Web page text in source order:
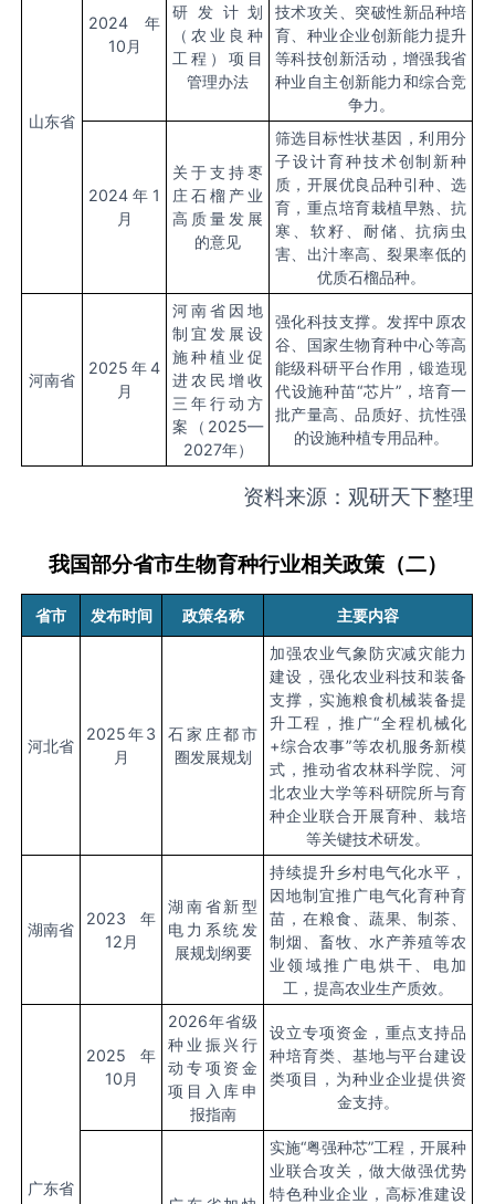
山东省
2024年
10 月
研发计划
（农业良种
工程）项目
管理办法
技术攻关、突破性新品种培
育、种业企业创新能力提升
等科技创新活动，增强我省
种业自主创新能力和综合竞
争力。
2024年 1
月
关于支持枣
庄石榴产业
高质量发展
的意见
筛选目标性状基因，利用分
子设计育种技术创制新种
质，开展优良品种引种、选
育，重点培育栽植早熟、抗
寒、软籽、耐储、抗病虫
害、出汁率高、裂果率低的
优质石榴品种。
河南省
2025 年4
月
河南省因地
制宜发展设
施种植业促
进农民增收
三年行动方
案（ 2025—
2027年）
强化科技支撑。发挥中原农
谷、国家生物育种中心等高
能级科研平台作用，锻造现
代设施种苗“芯片”，培育一
批产量高、品质好、抗性强
的设施种植专用品种。
资料来源：观研天下整理
我国部分省市生物育种行业相关政策（二）
省市 发布时间 政策名称 主要内容
河北省
2025年3
月
石家庄都市
圈发展规划
加强农业气象防灾减灾能力
建设，强化农业科技和装备
支撑，实施粮食机械装备提
升工程，推广“全程机械化
+综合农事”等农机服务新模
式，推动省农林科学院、河
北农业大学等科研院所与育
种企业联合开展育种、栽培
等关键技术研发。
湖南省
2023 年
12月
湖南省新型
电力系统发
展规划纲要
持续提升乡村电气化水平，
因地制宜推广电气化育种育
苗，在粮食、蔬果、制茶、
制烟、畜牧、水产养殖等农
业领域推广电烘干、电加
工，提高农业生产质效。
广东省
2025 年
10月
2026年省级
种业振兴行
动专项资金
项目入库申
报指南
设立专项资金，重点支持品
种培育类、基地与平台建设
类项目，为种业企业提供资
金支持。
实施“粤强种芯”工程，开展种
业联合攻关，做大做强优势
特色种业企业，高标准建设